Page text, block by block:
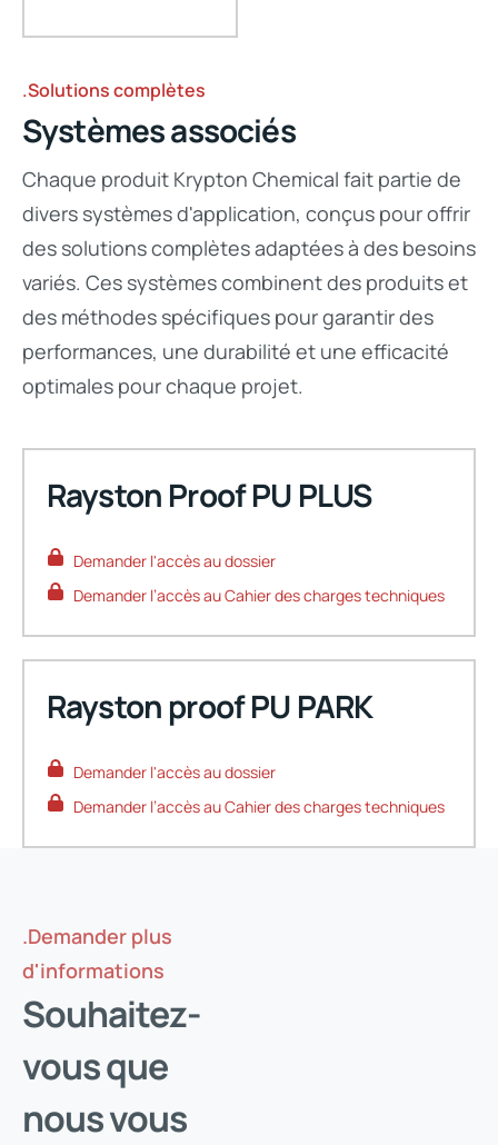
.Solutions complètes
Systèmes associés
Chaque produit Krypton Chemical fait partie de
divers systèmes d'application, conçus pour offrir
des solutions complètes adaptées à des besoins
variés. Ces systèmes combinent des produits et
des méthodes spécifiques pour garantir des
performances, une durabilité et une efficacité
optimales pour chaque projet.
Rayston Proof PU PLUS
Demander l'accès au dossier
Demander l’accès au Cahier des charges techniques
Rayston proof PU PARK
Demander l'accès au dossier
Demander l’accès au Cahier des charges techniques
.Demander plus
d'informations
Souhaitez-
vous que
nous vous
Demandez votre accès
Saisissez votre adresse e-mail et vérifiez qu'il s'agit bien
ce produit.